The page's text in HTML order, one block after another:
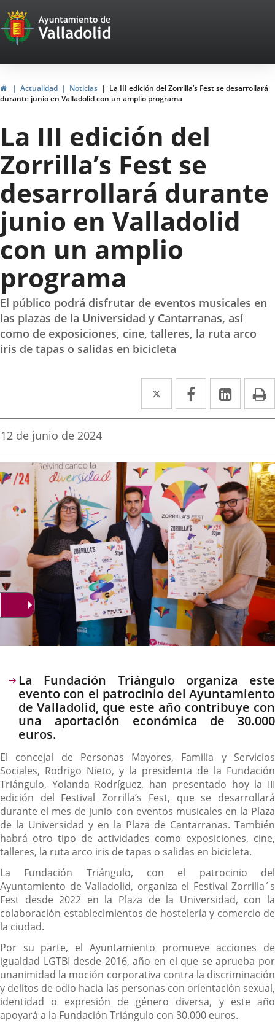
Portal
Web
del
Ayuntamiento
de
Valladolid
InicioActualidad Noticias
La III edición del Zorrilla’s Fest se desarrollará
durante junio en Valladolid con un amplio programa
La III edición del
Zorrilla’s Fest se
desarrollará durante
junio en Valladolid
con un amplio
programa
El público podrá disfrutar de eventos musicales en
las plazas de la Universidad y Cantarranas, así
como de exposiciones, cine, talleres, la ruta arco
iris de tapas o salidas en bicicleta
Twitter
Enlace
a
aplicación
externa.
Facebook
Enlace
a
aplicación
externa.
Enlace
a
Fecha
la
noticia
12 de junio de 2024
Descripción
La Fundación Triángulo organiza este
evento con el patrocinio del Ayuntamiento
de Valladolid, que este año contribuye con
una aportación económica de 30.000
euros.
El concejal de Personas Mayores, Familia y Servicios
Sociales, Rodrigo Nieto, y la presidenta de la Fundación
Triángulo, Yolanda Rodríguez, han presentado hoy la III
edición del Festival Zorrilla’s Fest, que se desarrollará
durante el mes de junio con eventos musicales en la Plaza
de la Universidad y en la Plaza de Cantarranas. También
habrá otro tipo de actividades como exposiciones, cine,
talleres, la ruta arco iris de tapas o salidas en bicicleta.
La Fundación Triángulo, con el patrocinio del
Ayuntamiento de Valladolid, organiza el Festival Zorrilla´s
Fest desde 2022 en la Plaza de la Universidad, con la
colaboración establecimientos de hostelería y comercio de
la ciudad.
Por su parte, el Ayuntamiento promueve acciones de
igualdad LGTBI desde 2016, año en el que se aprueba por
unanimidad la moción corporativa contra la discriminación
y delitos de odio hacia las personas con orientación sexual,
identidad o expresión de género diversa, y este año
apoyará a la Fundación Triángulo con 30.000 euros.